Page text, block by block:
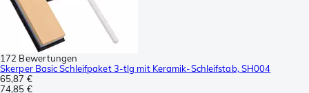
172 Bewertungen
Skerper Basic Schleifpaket 3-tlg mit Keramik-Schleifstab, SH004
65,87 €
74,85 €